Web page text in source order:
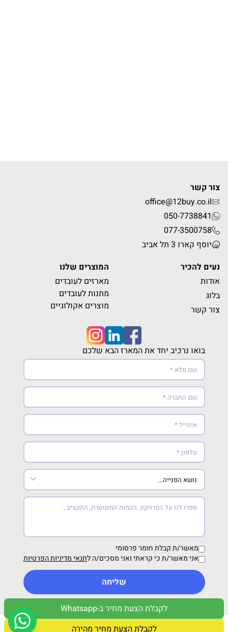
לקבלת הצעת מחיר ב-Whatsapp
לקבלת הצעת מחיר מהירה
צור קשר
office@12buy.co.il
050-7738841
077-3500758
יוסף קארו 3 תל אביב
נעים להכיר
אודות
בלוג
צור קשר
המוצרים שלנו
מארזים לעובדים
מתנות לעובדים
מוצרים אקולוגיים
בואו נרכיב יחד את המארז הבא שלכם
מאשר/ת קבלת חומר פרסומי
אני מאשר/ת כי קראתי ואני מסכים/ה לתנאי מדיניות הפרטיות
שליחה
מדיניות פרטיות